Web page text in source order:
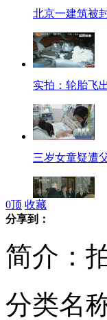
北京一建筑被
实拍：轮胎飞
三岁女童疑遭
卫生部细化医
0顶 收藏
分享到：
简介：
分类名